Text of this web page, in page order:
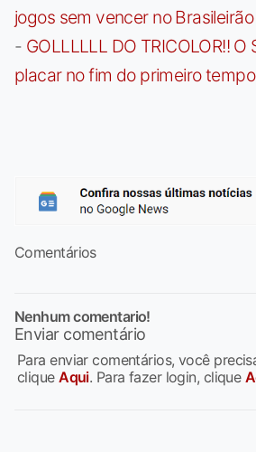
jogos sem vencer no Brasileirão
- GOLLLLLL DO TRICOLOR!! O
placar no fim do primeiro
Comentários
Nenhum comentario!
Enviar comentário
Para enviar comentários, você
cliqueAqui. Para fazer login, clique